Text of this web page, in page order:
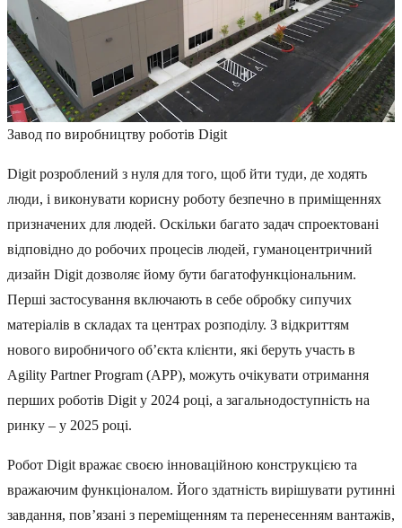
Завод по виробництву роботів Digit
Digit розроблений з нуля для того, щоб йти туди, де ходять
люди, і виконувати корисну роботу безпечно в приміщеннях
призначених для людей. Оскільки багато задач спроектовані
відповідно до робочих процесів людей, гуманоцентричний
дизайн Digit дозволяє йому бути багатофункціональним.
Перші застосування включають в себе обробку сипучих
матеріалів в складах та центрах розподілу. З відкриттям
нового виробничого об’єкта клієнти, які беруть участь в
Agility Partner Program (APP), можуть очікувати отримання
перших роботів Digit у 2024 році, а загальнодоступність на
ринку – у 2025 році.
Робот Digit вражає своєю інноваційною конструкцією та
вражаючим функціоналом. Його здатність вирішувати рутинні
завдання, пов’язані з переміщенням та перенесенням вантажів,